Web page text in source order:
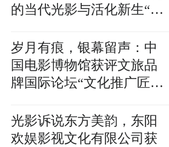
的当代光影与活化新生“获
破圈创新案例”
岁月有痕，银幕留声：中
国电影博物馆获评文旅品
牌国际论坛“文化推广匠心
光影诉说东方美韵，东阳
欢娱影视文化有限公司获